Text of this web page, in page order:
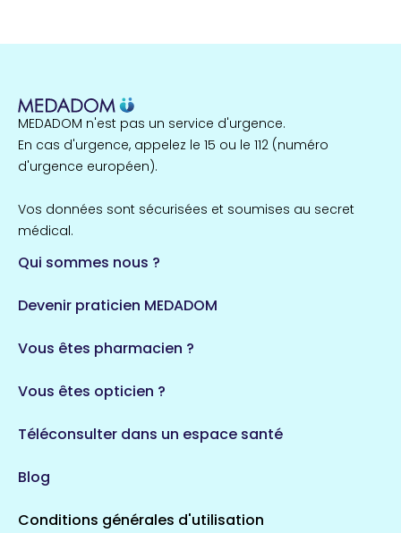
Île-de-France
857 espaces de santé
124 espaces de santé
Auvergne-Rhône-Alpes
720 espaces de santé
Côtes-d'Armor
Maine-et-Loire
Loiret
1 espaces de santé
1 espaces de santé
MEDADOM n'est pas un service d'urgence.
En cas d'urgence, appelez le 15 ou le 112 (numéro
d'urgence européen).
Vos données sont sécurisées et soumises au secret
médical.
Qui sommes nous ?
Devenir praticien MEDADOM
Vous êtes pharmacien ?
Vous êtes opticien ?
Téléconsulter dans un espace santé
Blog
Conditions générales d'utilisation